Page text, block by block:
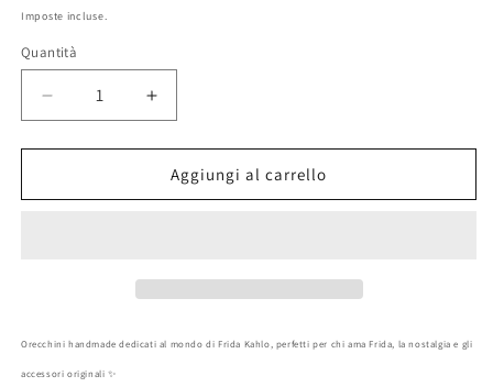
di
Imposte incluse.
Quantità
Diminuisci
quantità
per
Frida
Aumenta
quantità
per
Orecchini
Frida
Aggiungi al carrello
Orecchini handmade dedicati al mondo di Frida Kahlo, perfetti per chi ama Frida, la nostalgia e gli
accessori originali ✨